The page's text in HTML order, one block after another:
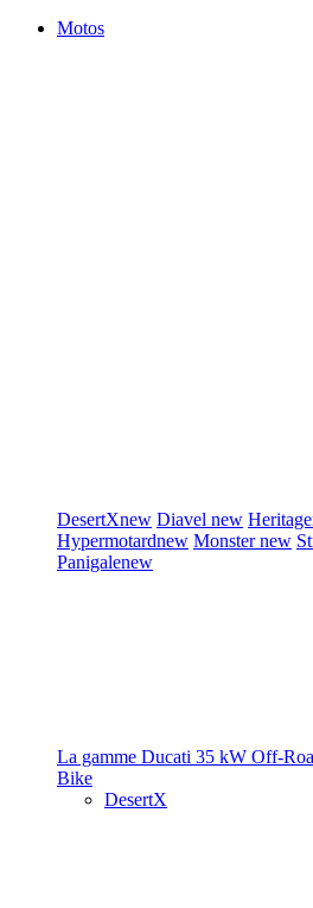
Motos
DesertXnew Diavel new Heritage
Hypermotardnew Monsternew
Panigalenew
La gamme Ducati 35 kW Off-
Bike
DesertX